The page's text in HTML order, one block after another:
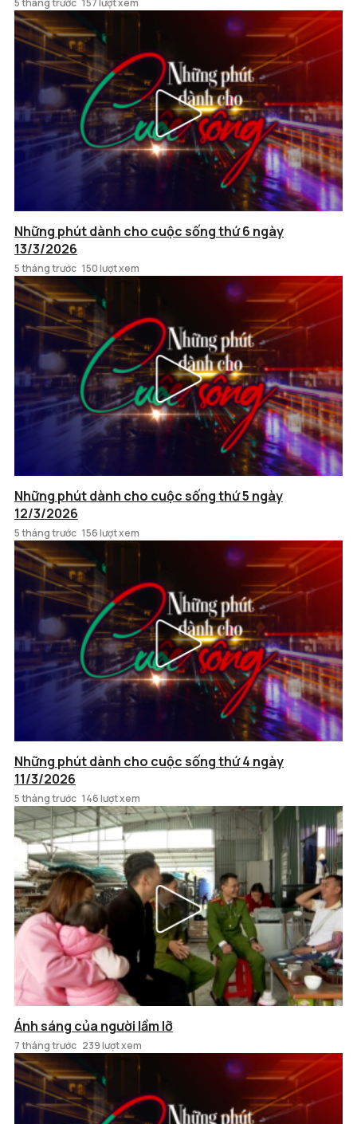
5 tháng trước 157 lượt xem
Những phút dành cho cuộc sống thứ 6 ngày
13/3/2026
5 tháng trước 150 lượt xem
Những phút dành cho cuộc sống thứ 5 ngày
12/3/2026
5 tháng trước 156 lượt xem
Những phút dành cho cuộc sống thứ 4 ngày
11/3/2026
5 tháng trước 146 lượt xem
Ánh sáng của người lầm lỡ
7 tháng trước 239 lượt xem